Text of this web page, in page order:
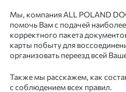
Мы, компания ALL POLAND
помочь Вам с подачей
корректного пакета
карты побыту для
организовать переезд всей
Также мы расскажем, как
с соблюдением всех правил.